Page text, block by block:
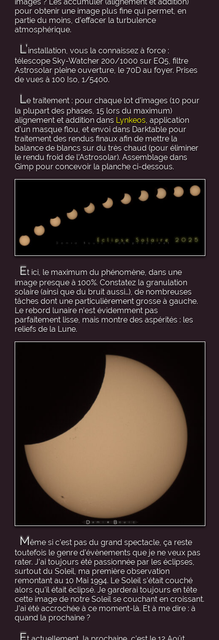
pour obtenir une image plus fine qui permet, en
partie du moins, d’effacer la turbulence
atmosphérique.
L’installation, vous la connaissez à force :
télescope Sky-Watcher 200/1000 sur EQ5, filtre
Astrosolar pleine ouverture, le 70D au foyer. Prises
de vues à 100 Iso, 1/5400.
Le traitement : pour chaque lot d’images (10 pour
la plupart des phases, 15 lors du maximum)
alignement et addition dans Lynkeos, application
d’un masque flou, et envoi dans Darktable pour
traitement des rendus finaux afin de mettre la
balance de blancs sur du très chaud (pour éliminer
le rendu froid de l’Astrosolar). Assemblage dans
Gimp pour concevoir la planche ci-dessous.
Et ici, le maximum du phénomène, dans une
image presque à 100%. Constatez la granulation
solaire (ainsi que du bruit aussi…), de nombreuses
tâches dont une particulièrement grosse à gauche.
Le rebord lunaire n’est évidemment pas
parfaitement lisse, mais montre des aspérités : les
reliefs de la Lune.
Même si c’est pas du grand spectacle, ça reste
toutefois le genre d’évènements que je ne veux pas
rater. J’ai toujours été passionnée par les éclipses,
surtout du Soleil, ma première observation
remontant au 10 Mai 1994. Le Soleil s’était couché
alors qu’il était éclipsé. Je garderai toujours en tête
cette image de notre Soleil se couchant en croissant.
J’ai été accrochée à ce moment-là. Et à me dire : à
quand la prochaine ?